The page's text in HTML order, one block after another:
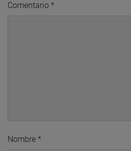
Comentario *
Nombre *